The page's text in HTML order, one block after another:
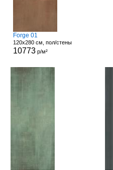
Forge 01
120x280 см, пол/стены
10773 р/м²